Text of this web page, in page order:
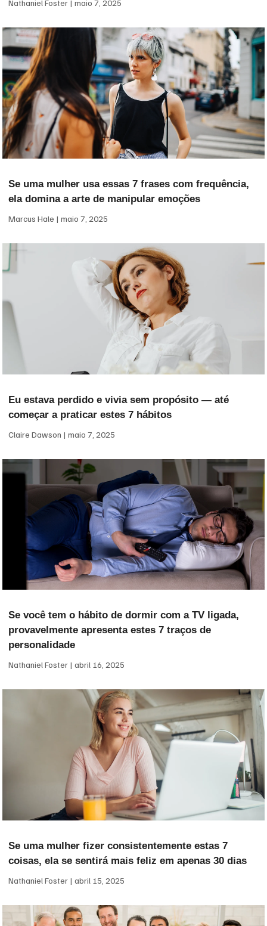
Nathaniel Foster maio 7, 2025
Se uma mulher usa essas 7 frases com frequência,
ela domina a arte de manipular emoções
Marcus Hale maio 7, 2025
Eu estava perdido e vivia sem propósito — até
começar a praticar estes 7 hábitos
Claire Dawson maio 7, 2025
Se você tem o hábito de dormir com a TV ligada,
provavelmente apresenta estes 7 traços de
personalidade
Nathaniel Foster abril 16, 2025
Se uma mulher fizer consistentemente estas 7
coisas, ela se sentirá mais feliz em apenas 30 dias
Nathaniel Foster abril 15, 2025